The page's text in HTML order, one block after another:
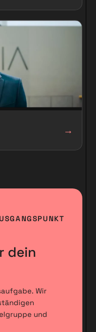
→
dein
Wir
und